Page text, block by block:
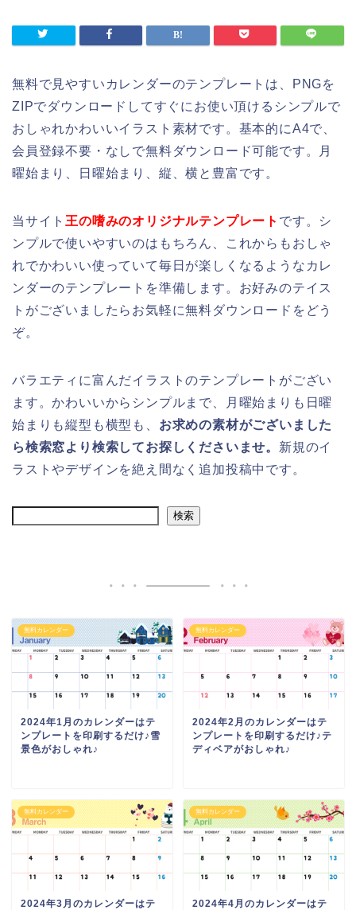
無料で見やすいカレンダーのテンプレートは、PNGを
ZIPでダウンロードしてすぐにお使い頂けるシンプルで
おしゃれかわいいイラスト素材です。基本的にA4で、
会員登録不要・なしで無料ダウンロード可能です。月
曜始まり、日曜始まり、縦、横と豊富です。
当サイト 王の嗜みのオリジナルテンプレート です。シ
ンプルで使いやすいのはもちろん、これからもおしゃ
れでかわいい使っていて毎日が楽しくなるようなカレ
ンダーのテンプレートを準備します。お好みのテイス
トがございましたらお気軽に無料ダウンロードをどう
ぞ。
バラエティに富んだイラストのテンプレートがござい
ます。かわいいからシンプルまで、月曜始まりも日曜
始まりも縦型も横型も、 お求めの素材がございました
ら検索窓より検索してお探しくださいませ。 新規のイ
ラストやデザインを絶え間なく追加投稿中です。
検索
無料カレンダー
2024年1月のカレンダーはテ
ンプレートを印刷するだけ♪雪
景色がおしゃれ♪
無料カレンダー
2024年2月のカレンダーはテ
ンプレートを印刷するだけ♪テ
ディベアがおしゃれ♪
無料カレンダー
2024年3月のカレンダーはテ
無料カレンダー
2024年4月のカレンダーはテ